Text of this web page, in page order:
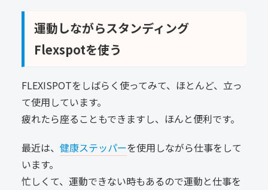
運動しながらスタンディング
Flexspotを使う
FLEXISPOTを しばらく使ってみて、ほとんど、立っ
て使用しています。
疲れたら座ることもできますし、ほんと便利です。
最近は、 健康ステッパーを使用しながら仕事をして
います。
忙しくて、運動できない時もあるので運動と仕事を